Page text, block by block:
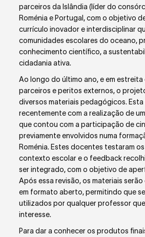
parceiros da Islândia (líder do
Roménia e Portugal, com o objetivo
currículo inovador e interdisciplinar
comunidades escolares do oceano,
conhecimento científico, a
cidadania ativa.
Ao longo do último ano, e em
parceiros e peritos externos, o
diversos materiais pedagógicos. Esta
recentemente com a realização de
que contou com a participação de
previamente envolvidos numa
Roménia. Estes docentes testaram
contexto escolar e o feedback
ser integrado, com o objetivo de
Após essa revisão, os materiais
em formato aberto, permitindo que
utilizados por qualquer professor
interesse.
Para dar a conhecer os produtos